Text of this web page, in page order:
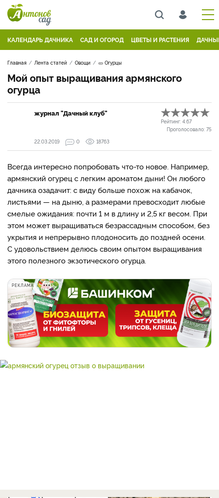
КАЛЕНДАРЬ ДАЧНИКА САД И ОГОРОД ЦВЕТЫ И РАСТЕНИЯ
Главная Лента статей Овощи 🥒 Огурцы
Мой опыт выращивания армянского
огурца
журнал "Дачный клуб"
Рейтинг: 4.67
Проголосовало: 75
22.03.2019
0 18763
Всегда интересно попробовать что-то новое. Например,
армянский огурец с легким ароматом дыни! Он любого
дачника озадачит: с виду больше похож на кабачок,
листьями — на дыню, а размерами превосходит любые
смелые ожидания: почти 1 м в длину и 2,5 кг весом. При
этом может выращиваться безрассадным способом, без
укрытия и непрерывно плодоносить до поздней осени.
С удовольствием делюсь своим опытом выращивания
этого полезного экзотического огурца.
РЕКЛАМА